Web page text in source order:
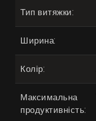
Тип витяжки:
Ширина:
Колір:
Максимальна
продуктивність: